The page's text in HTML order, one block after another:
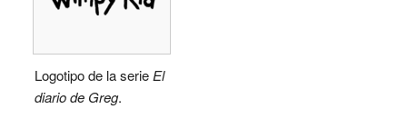
Logotipo de la serieEl
diario de Greg.